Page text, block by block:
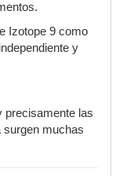
Izotope 9 como
y
precisamente las
muchas